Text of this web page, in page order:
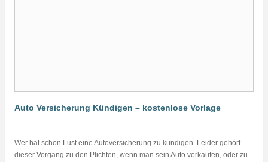
Auto Versicherung Kündigen – kostenlose Vorlage
Wer hat schon Lust eine Autoversicherung zu kündigen. Leider gehört
dieser Vorgang zu den Plichten, wenn man sein Auto verkaufen, oder zu